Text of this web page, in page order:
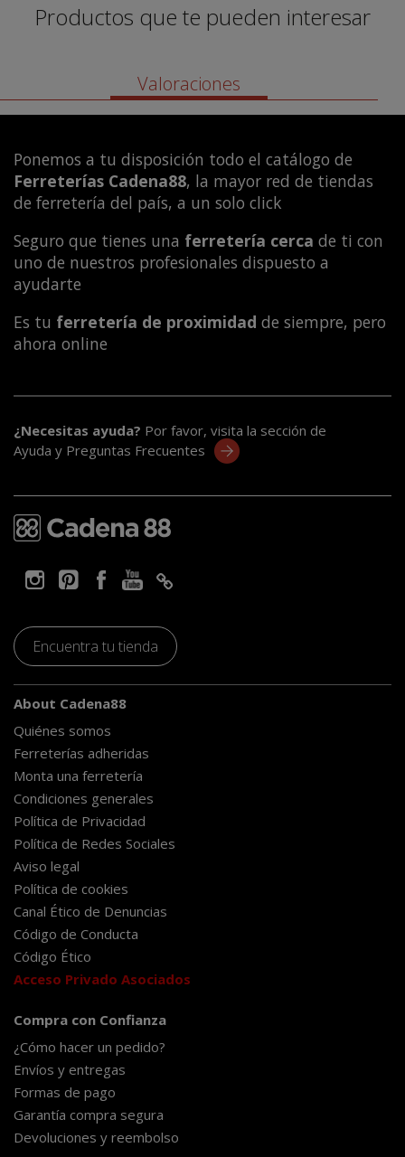
Productos que te pueden interesar
Valoraciones
Ponemos a tu disposición todo el catálogo de
Ferreterías Cadena88, la mayor red de tiendas
de ferretería del país, a un solo click
Seguro que tienes una ferretería cerca de ti con
uno de nuestros profesionales dispuesto a
ayudarte
Es tu ferretería de proximidad de siempre, pero
ahora online
¿Necesitas ayuda? Por favor, visita la sección de
Ayuda y Preguntas Frecuentes
Encuentra tu tienda
About Cadena88
Quiénes somos
Ferreterías adheridas
Monta una ferretería
Condiciones generales
Política de Privacidad
Política de Redes Sociales
Aviso legal
Política de cookies
Canal Ético de Denuncias
Código de Conducta
Código Ético
Acceso Privado Asociados
Compra con Confianza
¿Cómo hacer un pedido?
Envíos y entregas
Formas de pago
Garantía compra segura
Devoluciones y reembolso